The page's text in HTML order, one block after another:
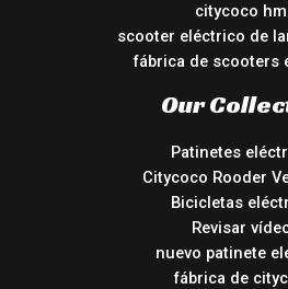
citycoco
scooter eléctrico de
fábrica de scooters
Our
Patinetes
Citycoco Rooder
Bicicletas
Revisar
nuevo patinete
fábrica de